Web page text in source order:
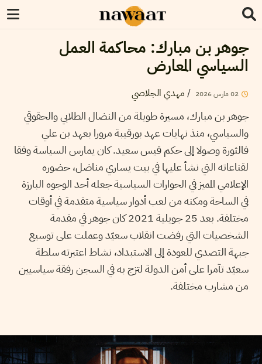
جوهر بن مبارك: محاكمة العمل
السياسي المعارض
02مارس2026
/ مهدي الجلاصي
جوهر بن مبارك، مسيرة طويلة من النضال الطلابي والحقوقي
والسياسي، منذ نهايات عهد بورقيبة مرورا بعهد بن علي
فالثورة وصولا إلى حكم قيس سعيد. كان يمارس السياسة وفقا
لقناعاته التي نشأ عليها في بيت يساري مناضل، حضوره
الإعلامي المميز في الحوارات السياسية جعله أحد الوجوه البارزة
في الساحة ومكنه من لعب أدوار سياسية متقدمة في أوقات
مختلفة. بعد 25 جويلية 2021 كان جوهر في مقدمة
الشخصيات التي رفضت انقلاب سعيّد وعملت على توسيع
جبهة التصدي للعودة إلى الاستبداد، نشاط اعتبرته سلطة
سعيّد تآمرا على أمن الدولة لتزج به في السجن رفقة سياسيين
من مشارب مختلفة.